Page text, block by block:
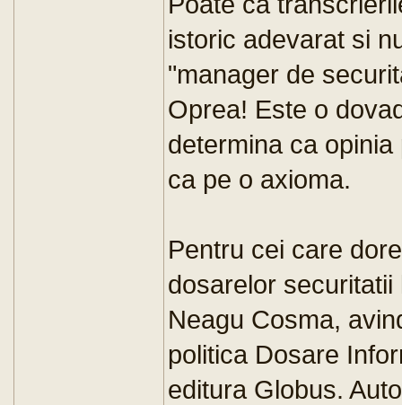
istoric adevarat si
"manager de
Oprea! Este o
determina ca
ca pe o axioma.
Pentru cei care
dosarelor
Neagu Cosma,
politica Dosare
editura Globus.